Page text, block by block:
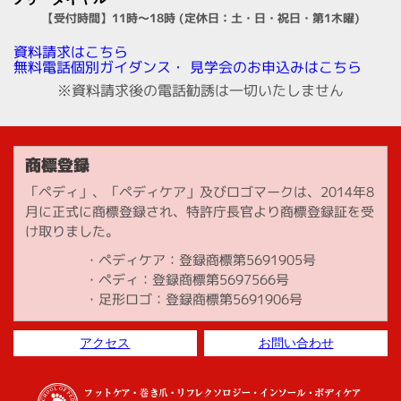
【受付時間】11時～18時 (定休日：土・日・祝日・第1木曜)
資料請求はこちら
無料電話個別ガイダンス・ 見学会のお申込みはこちら
※資料請求後の電話勧誘は一切いたしません
商標登録
「ペディ」、「ペディケア」及びロゴマークは、2014年8
月に正式に商標登録され、特許庁長官より商標登録証を受
け取りました。
ペディケア：登録商標第5691905号
ペディ：登録商標第5697566号
足形ロゴ：登録商標第5691906号
アクセス お問い合わせ